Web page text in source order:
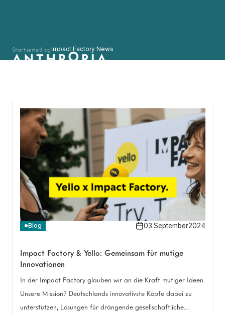
StartseiteBlog Impact Factory News
Blog 03.September2024
Impact Factory & Yello: Gemeinsam für mutige
Innovationen
In der Impact Factory glauben wir an die Kraft mutiger Ideen.
Unsere Mission? Deutschlands innovativste Köpfe dabei zu
unterstützen, Lösungen für drängende gesellschaftliche